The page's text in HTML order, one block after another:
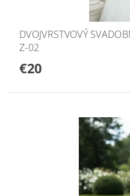
DVOJVRSTVOVÝ
Z-02
€20